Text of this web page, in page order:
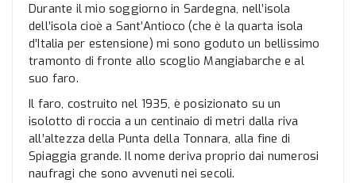
Durante il mio soggiorno in Sardegna, nell’isola
dell’isola cioè a Sant’Antioco (che è la quarta isola
d’Italia per estensione) mi sono goduto un bellissimo
tramonto di fronte allo scoglio Mangiabarche e al
suo faro.
Il faro, costruito nel 1935, è posizionato su un
isolotto di roccia a un centinaio di metri dalla riva
all’altezza della Punta della Tonnara, alla fine di
Spiaggia grande. Il nome deriva proprio dai numerosi
naufragi che sono avvenuti nei secoli.